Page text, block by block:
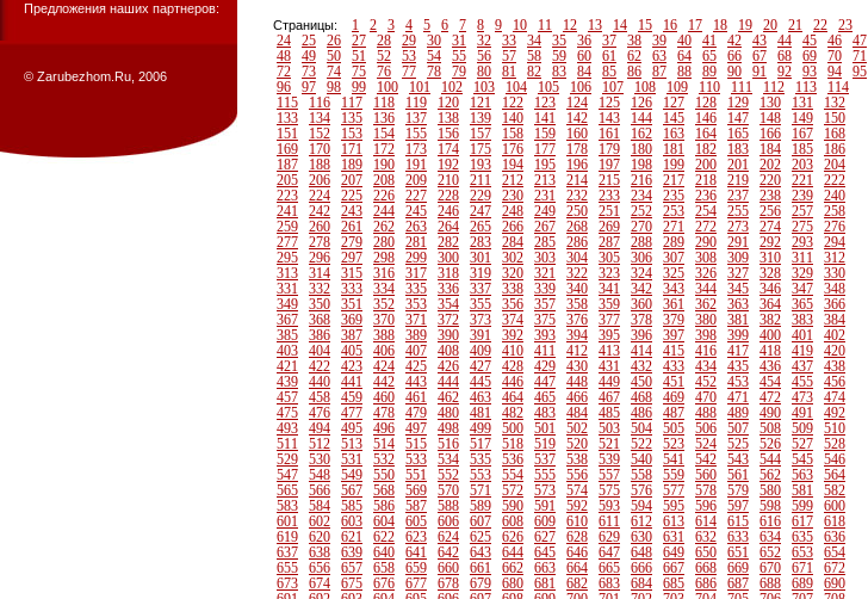
Предложения наших партнеров:
© Zarubezhom.Ru, 2006
Страницы: 1 2 3 4 5 6 7 8 9 10 11 12 13 14 15 16 17 18 19 20 21 22
23
24
25 26 27 28 29 30 31 32 33 34 35 36 37 38 39 40 41 42 43 44 45 46
47
48
49 50 51 52 53 54 55 56 57 58 59 60 61 62 63 64 65 66 67 68 69 70
71
72
73 74 75 76 77 78 79 80 81 82 83 84 85 86 87 88 89 90 91 92 93 94
95
96
97 98 99 100 101 102 103 104 105 106 107 108 109 110 111 112 113
114
115
116 117 118 119 120 121 122 123 124 125 126 127 128 129 130 131
132
133
134 135 136 137 138 139 140 141 142 143 144 145 146 147 148 149
150
151
152 153 154 155 156 157 158 159 160 161 162 163 164 165 166 167
168
169
170 171 172 173 174 175 176 177 178 179 180 181 182 183 184 185
186
187
188 189 190 191 192 193 194 195 196 197 198 199 200 201 202 203
204
205
206 207 208 209 210 211 212 213 214 215 216 217 218 219 220 221
222
223
224 225 226 227 228 229 230 231 232 233 234 235 236 237 238 239
240
241
242 243 244 245 246 247 248 249 250 251 252 253 254 255 256 257
258
259
260 261 262 263 264 265 266 267 268 269 270 271 272 273 274 275
276
277
278 279 280 281 282 283 284 285 286 287 288 289 290 291 292 293
294
295
296 297 298 299 300 301 302 303 304 305 306 307 308 309 310 311
312
313
314 315 316 317 318 319 320 321 322 323 324 325 326 327 328 329
330
331
332 333 334 335 336 337 338 339 340 341 342 343 344 345 346 347
348
349
350 351 352 353 354 355 356 357 358 359 360 361 362 363 364 365
366
367
368 369 370 371 372 373 374 375 376 377 378 379 380 381 382 383
384
385
386 387 388 389 390 391 392 393 394 395 396 397 398 399 400 401
402
403
404 405 406 407 408 409 410 411 412 413 414 415 416 417 418 419
420
421
422 423 424 425 426 427 428 429 430 431 432 433 434 435 436 437
438
439
440 441 442 443 444 445 446 447 448 449 450 451 452 453 454 455
456
457
458 459 460 461 462 463 464 465 466 467 468 469 470 471 472 473
474
475
476 477 478 479 480 481 482 483 484 485 486 487 488 489 490 491
492
493
494 495 496 497 498 499 500 501 502 503 504 505 506 507 508 509
510
511
512 513 514 515 516 517 518 519 520 521 522 523 524 525 526 527
528
529
530 531 532 533 534 535 536 537 538 539 540 541 542 543 544 545
546
547
548 549 550 551 552 553 554 555 556 557 558 559 560 561 562 563
564
565
566 567 568 569 570 571 572 573 574 575 576 577 578 579 580 581
582
583
584 585 586 587 588 589 590 591 592 593 594 595 596 597 598 599
600
601
602 603 604 605 606 607 608 609 610 611 612 613 614 615 616 617
618
619
620 621 622 623 624 625 626 627 628 629 630 631 632 633 634 635
636
637
638 639 640 641 642 643 644 645 646 647 648 649 650 651 652 653
654
655
656 657 658 659 660 661 662 663 664 665 666 667 668 669 670 671
672
673
674 675 676 677 678 679 680 681 682 683 684 685 686 687 688 689
690